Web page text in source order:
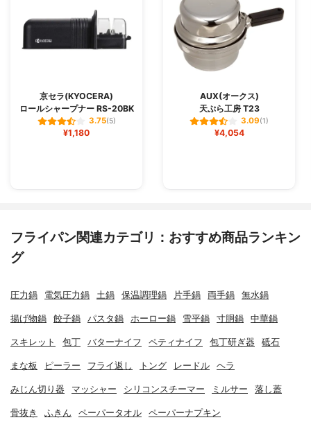
京セラ(KYOCERA)
ロールシャープナー RS-20BK
3.75(5)
¥1,180
AUX(オークス)
天ぷら工房 T23
3.09(1)
¥4,054
フライパン関連カテゴリ：おすすめ商品ランキン
グ
圧力鍋 電気圧力鍋 土鍋 保温調理鍋 片手鍋 両手鍋 無水鍋
揚げ物鍋 餃子鍋 パスタ鍋 ホーロー鍋 雪平鍋 寸胴鍋 中華鍋
スキレット 包丁 バターナイフ ペティナイフ 包丁研ぎ器 砥石
まな板 ピーラー フライ返し トング レードル ヘラ
みじん切り器 マッシャー シリコンスチーマー ミルサー 落し蓋
骨抜き ふきん ペーパータオル ペーパーナプキン